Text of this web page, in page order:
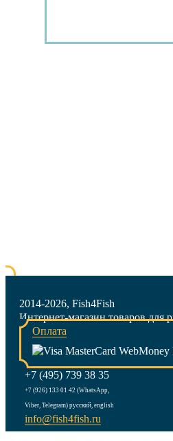
2014-2026, Fish4Fish
Интернет-магазин товаров для
Оплата
+7 (495) 739 38 35
+7 (926) 133 01 42 (WhatsApp,
Viber, Telegram) русский, english
info@fish4fish.ru